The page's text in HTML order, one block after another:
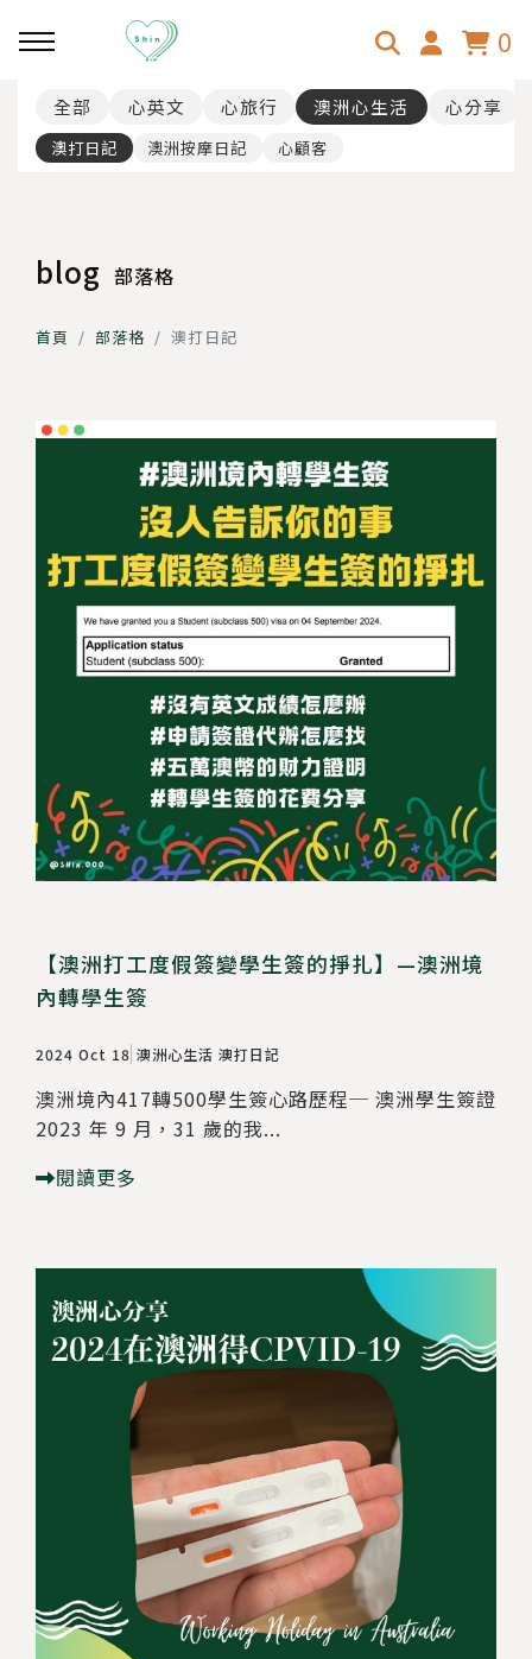
0
回主選單
回主選單
日本-北海道
回主選單
澳洲按摩師事前準備、面試分
全部 心英文 心旅行 澳洲心生活 心分享
澳打日記 澳洲按摩日記 心顧客
blog 部落格
首頁 部落格 澳打日記
【澳洲打工度假簽變學生簽的掙扎】—澳洲境
內轉學生簽
2024 Oct 18 澳洲心生活 澳打日記
澳洲境內417轉500學生簽心路歷程─ 澳洲學生簽證
2023 年 9 月，31 歲的我...
閱讀更多